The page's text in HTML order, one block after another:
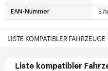
EAN-Nummer
LISTE KOMPATIBLER FAHRZEUGE
Liste kompatibler